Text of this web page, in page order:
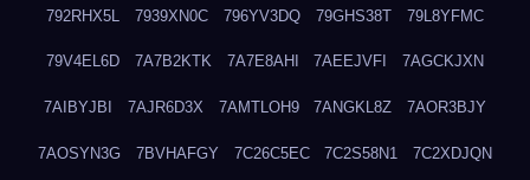
792RHX5L 7939XN0C 796YV3DQ 79GHS38T 79L8YFMC
79V4EL6D 7A7B2KTK 7A7E8AHI 7AEEJVFI 7AGCKJXN
7AIBYJBI 7AJR6D3X 7AMTLOH9 7ANGKL8Z 7AOR3BJY
7AOSYN3G 7BVHAFGY 7C26C5EC 7C2S58N1 7C2XDJQN